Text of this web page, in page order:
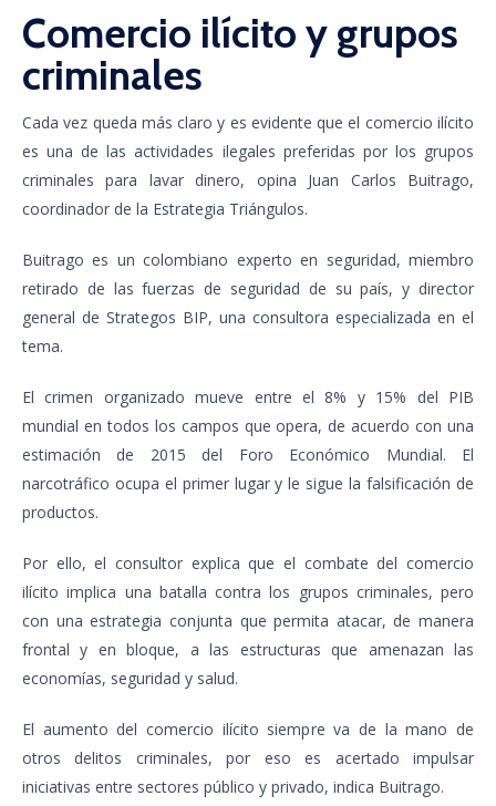
Comercio ilícito y grupos
criminales
Cada vez queda más claro y es evidente que el comercio ilícito
es una de las actividades ilegales preferidas por los grupos
criminales para lavar dinero, opina Juan Carlos Buitrago,
coordinador de la Estrategia Triángulos.
Buitrago es un colombiano experto en seguridad, miembro
retirado de las fuerzas de seguridad de su país, y director
general de Strategos BIP, una consultora especializada en el
tema.
El crimen organizado mueve entre el 8% y 15% del PIB
mundial en todos los campos que opera, de acuerdo con una
estimación de 2015 del Foro Económico Mundial. El
narcotráfico ocupa el primer lugar y le sigue la falsificación de
productos.
Por ello, el consultor explica que el combate del comercio
ilícito implica una batalla contra los grupos criminales, pero
con una estrategia conjunta que permita atacar, de manera
frontal y en bloque, a las estructuras que amenazan las
economías, seguridad y salud.
El aumento del comercio ilícito siempre va de la mano de
otros delitos criminales, por eso es acertado impulsar
iniciativas entre sectores público y privado, indica Buitrago.